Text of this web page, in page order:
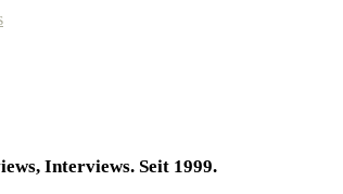
Interviews. Seit 1999.